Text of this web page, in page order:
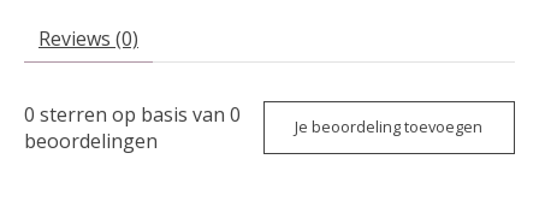
Reviews (0)
0 sterren op basis van 0
beoordelingen
Je beoordeling toevoegen